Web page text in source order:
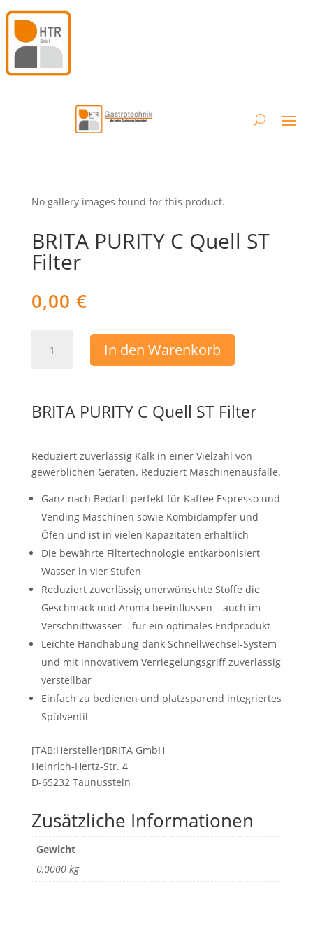
No gallery images found for this product.
BRITA PURITY C Quell ST
Filter
0,00 €
PURITY
Filter
In den Warenkorb
BRITA PURITY C Quell ST Filter
Reduziert zuverlässig Kalk in einer Vielzahl von
gewerblichen Geräten. Reduziert Maschinenausfälle.
Ganz nach Bedarf: perfekt für Kaffee Espresso und
Vending Maschinen sowie Kombidämpfer und
Öfen und ist in vielen Kapazitäten erhältlich
Die bewährte Filtertechnologie entkarbonisiert
Wasser in vier Stufen
Reduziert zuverlässig unerwünschte Stoffe die
Geschmack und Aroma beeinflussen – auch im
Verschnittwasser – für ein optimales Endprodukt
Leichte Handhabung dank Schnellwechsel-System
und mit innovativem Verriegelungsgriff zuverlässig
verstellbar
Einfach zu bedienen und platzsparend integriertes
Spülventil
[TAB:Hersteller]BRITA GmbH
Heinrich-Hertz-Str. 4
D-65232 Taunusstein
Zusätzliche Informationen
Gewicht
0,0000 kg